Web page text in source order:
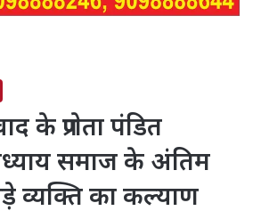
के प्रणेता पंडित
समाज के अंतिम
व्यक्ति का कल्याण